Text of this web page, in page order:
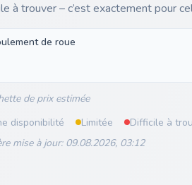
à trouver – c’est exactement pour
de roue
de prix estimée
disponibilité
Limitée
Difficile à
mise à jour: 09.08.2026, 03:12